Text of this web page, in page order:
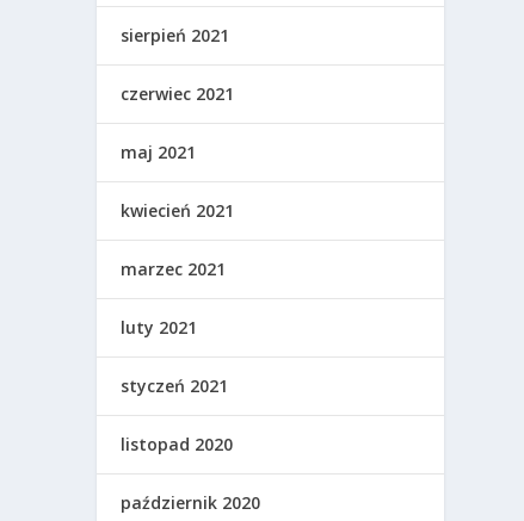
sierpień 2021
czerwiec 2021
maj 2021
kwiecień 2021
marzec 2021
luty 2021
styczeń 2021
listopad 2020
październik 2020